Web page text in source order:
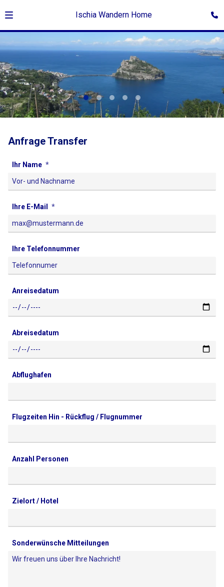
Ischia Wandern Home
Anfrage Transfer
Ihr Name
Ihre E-Mail
Ihre Telefonnummer
Anreisedatum
Abreisedatum
Abflughafen
Flugzeiten Hin - Rückflug / Flugnummer
Anzahl Personen
Zielort / Hotel
Sonderwünsche Mitteilungen